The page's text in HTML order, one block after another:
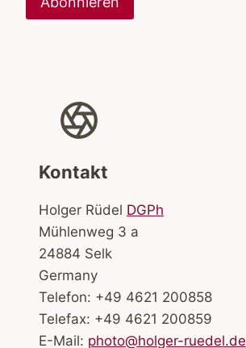
Kontakt
Holger Rüdel DGPh
Mühlenweg 3 a
24884 Selk
Germany
Telefon: +49 4621 200858
Telefax: +49 4621 200859
E-Mail: photo@holger-ruedel.de